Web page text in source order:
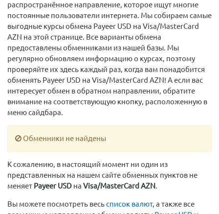
распространённое направление, которое ищут многие
постоянные пользователи интернета. Мы собираем самые
выгодные курсы обмена Payeer USD на Visa/MasterCard
AZN на этой странице. Все варианты обмена
предоставлены обменниками из нашей базы. Мы
регулярно обновляем информацию о курсах, поэтому
проверяйте их здесь каждый раз, когда вам понадобится
обменять Payeer USD на Visa/MasterCard AZN! А если вас
интересует обмен в обратном направлении, обратите
внимание на соответствующую кнопку, расположенную в
меню сайдбара.
Обменники не найдены
К сожалению, в настоящий момент ни один из
представленных на нашем сайте обменных пунктов не
меняет Payeer USD на Visa/MasterCard AZN.
Вы можете посмотреть весьсписок валют, а также все